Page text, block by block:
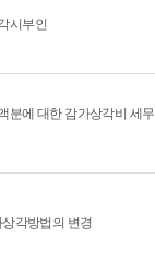
시부인
분에 대한 감가상각비 세무
상각방법의 변경